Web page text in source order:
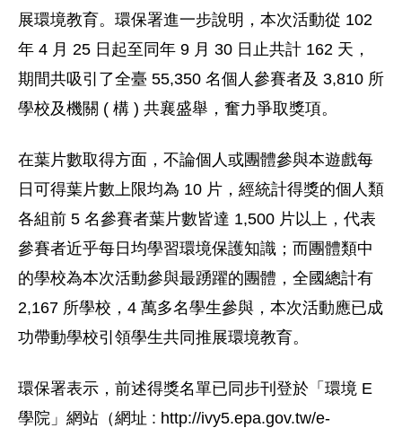
展環境教育。環保署進一步說明，本次活動從 102
年 4 月 25 日起至同年 9 月 30 日止共計 162 天，
期間共吸引了全臺 55,350 名個人參賽者及 3,810 所
學校及機關 ( 構 ) 共襄盛舉，奮力爭取獎項。
在葉片數取得方面，不論個人或團體參與本遊戲每
日可得葉片數上限均為 10 片，經統計得獎的個人類
各組前 5 名參賽者葉片數皆達 1,500 片以上，代表
參賽者近乎每日均學習環境保護知識；而團體類中
的學校為本次活動參與最踴躍的團體，全國總計有
2,167 所學校，4 萬多名學生參與，本次活動應已成
功帶動學校引領學生共同推展環境教育。
環保署表示，前述得獎名單已同步刊登於「環境 E
學院」網站（網址 : http://ivy5.epa.gov.tw/e-